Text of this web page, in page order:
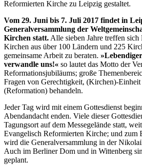
Reformierten Kirche zu Leipzig gestaltet.
Vom 29. Juni bis 7. Juli 2017 findet in
Generalversammlung der
Kirchen statt.Alle sieben Jahre treffen
Kirchen aus über 100 Ländern und 225
gemeinsame Arbeit zu beraten.
verwandle uns!« so lautet das Motto der
Reformationsjubiläums; große
Fragen von Gerechtigkeit, (Kirchen)-
(Reformation) behandeln.
Jeder Tag wird mit einem Gottesdienst
Abendandacht enden. Viele dieser
Tagungsort auf dem Messegelände statt,
Evangelisch Reformierten Kirche; und zum
wird die Generalversammlung in der
Auch im Berliner Dom und in Wittenberg
geplant.